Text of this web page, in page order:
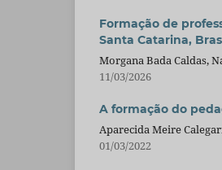
Formação de
Santa Catarina,
Morgana Bada Caldas,
11/03/2026
A formação do
Aparecida Meire
01/03/2022